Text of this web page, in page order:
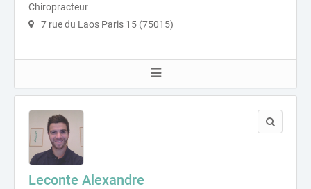
Chiropracteur
7 rue du Laos Paris 15 (75015)
Leconte Alexandre